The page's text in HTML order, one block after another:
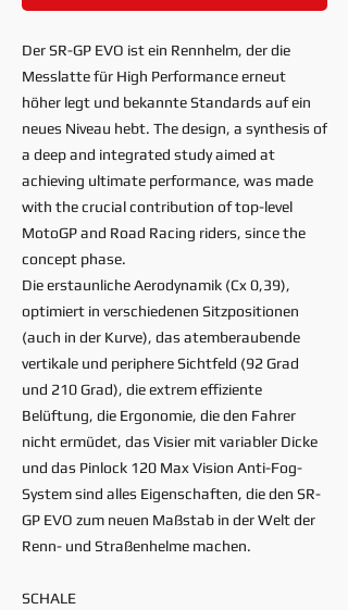
Der SR-GP EVO ist ein Rennhelm, der die
Messlatte für High Performance erneut
höher legt und bekannte Standards auf ein
neues Niveau hebt. The design, a synthesis of
a deep and integrated study aimed at
achieving ultimate performance, was made
with the crucial contribution of top-level
MotoGP and Road Racing riders, since the
concept phase.
Die erstaunliche Aerodynamik (Cx 0,39),
optimiert in verschiedenen Sitzpositionen
(auch in der Kurve), das atemberaubende
vertikale und periphere Sichtfeld (92 Grad
und 210 Grad), die extrem effiziente
Belüftung, die Ergonomie, die den Fahrer
nicht ermüdet, das Visier mit variabler Dicke
und das Pinlock 120 Max Vision Anti-Fog-
System sind alles Eigenschaften, die den SR-
GP EVO zum neuen Maßstab in der Welt der
Renn- und Straßenhelme machen.
SCHALE